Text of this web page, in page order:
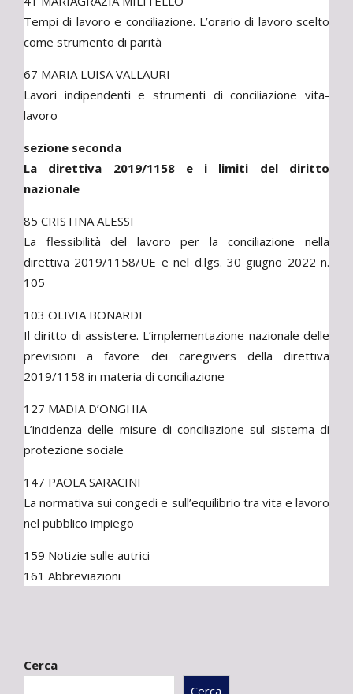
Tempi di lavoro e conciliazione. L’orario di lavoro scelto
come strumento di parità
67 MARIA LUISA VALLAURI
Lavori indipendenti e strumenti di conciliazione vita-
lavoro
sezione seconda
La direttiva 2019/1158 e i limiti del diritto
nazionale
85 CRISTINA ALESSI
La flessibilità del lavoro per la conciliazione nella
direttiva 2019/1158/UE e nel d.lgs. 30 giugno 2022 n.
105
103 OLIVIA BONARDI
Il diritto di assistere. L’implementazione nazionale delle
previsioni a favore dei caregivers della direttiva
2019/1158 in materia di conciliazione
127 MADIA D’ONGHIA
L’incidenza delle misure di conciliazione sul sistema di
protezione sociale
147 PAOLA SARACINI
La normativa sui congedi e sull’equilibrio tra vita e lavoro
nel pubblico impiego
159 Notizie sulle autrici
161 Abbreviazioni
29
Cerca
Cerca